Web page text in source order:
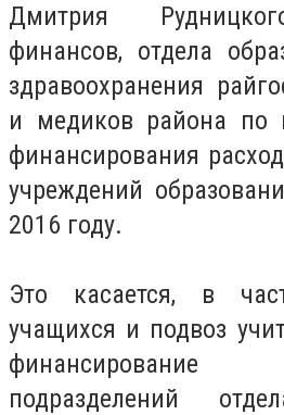
Дмитрия
финансов, отдела
здравоохранения
и медиков района по
финансирования
учреждений
2016 году.
Это касается, в
учащихся и подвоз
финансирование
подразделений